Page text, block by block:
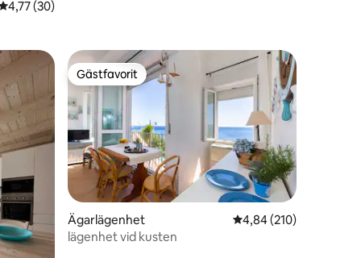
av 5 i genomsnittligt betyg, 30 omdömen
4,77 (30)
Gästfavorit
Gästfavorit
Ägarlägenhet 4,84 av 5 i
4,84 (210)
lägenhet vid kusten